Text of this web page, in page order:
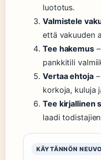
luototus.
Valmistele
että vakuuden
Tee hakemus–
pankkitili
Vertaa ehtoja–
korkoja, kuluja
Tee kirjallinen
laadi
KÄYTÄNNÖN NEUVO